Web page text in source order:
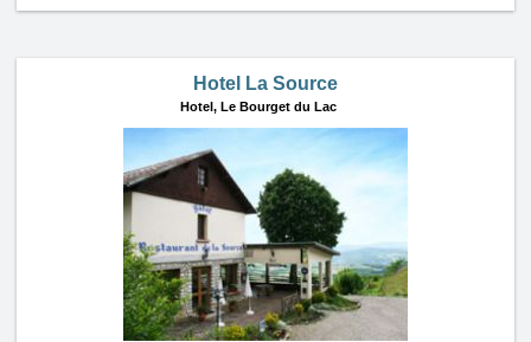
Hotel La Source
Hotel, Le Bourget du Lac